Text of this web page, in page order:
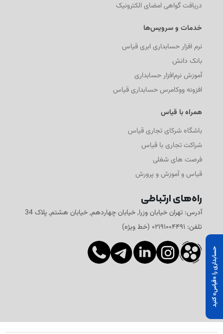
حسابداری را «قیاس» کنید
دریافت گواهی امضای الکترونیک
خدمات و سرویس‌ها
نرم افزار حسابداری ابری قیاس
بانک دانش
آموزش نرم‌افزار حسابداری
افزونه ووکامرس حسابداری قیاس
همراه با قیاس
باشگاه شرکای تجاری قیاس
شراکت تجاری با قیاس
فرصت های شغلی
قیاس و آموزش و پرورش
راه‌های ارتباطی
آدرس: تهران خیابان وزرا, خیابان چهاردهم, خیابان هشتم, پلاک 34
تلفن: ۰۲۱۹۱۰۰۴۴۹۱ (خط ویژه)